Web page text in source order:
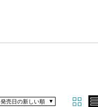
発売日の新しい順